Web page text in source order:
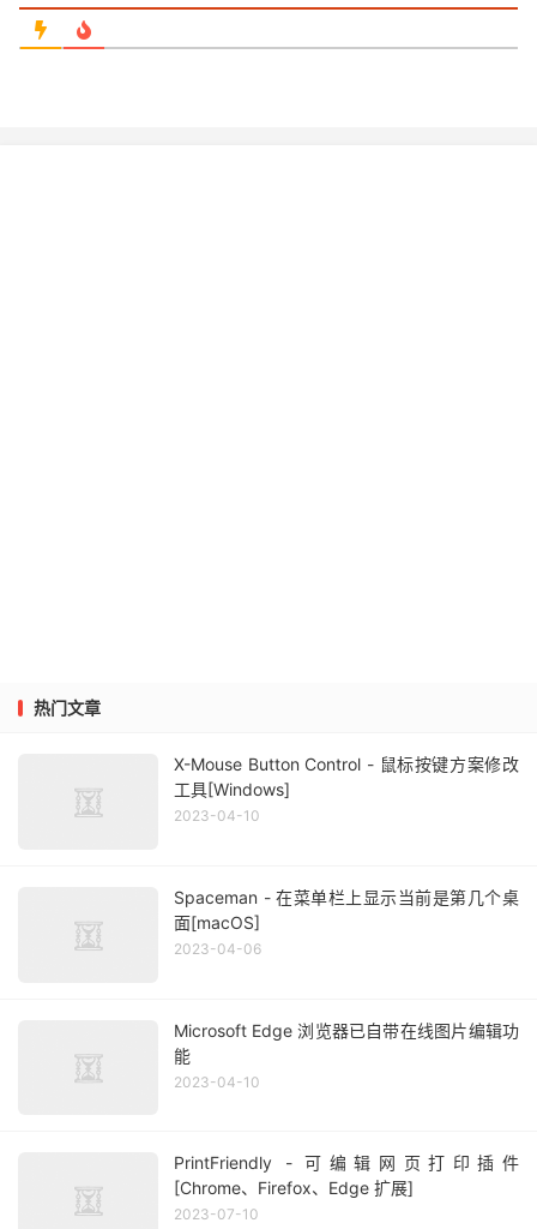
热门文章
X-Mouse Button Control - 鼠标按键方案修改
工具[Windows]
2023-04-10
Spaceman - 在菜单栏上显示当前是第几个桌
面[macOS]
2023-04-06
Microsoft Edge 浏览器已自带在线图片编辑功
能
2023-04-10
PrintFriendly - 可编辑网页打印插件
[Chrome、Firefox、Edge 扩展]
2023-07-10